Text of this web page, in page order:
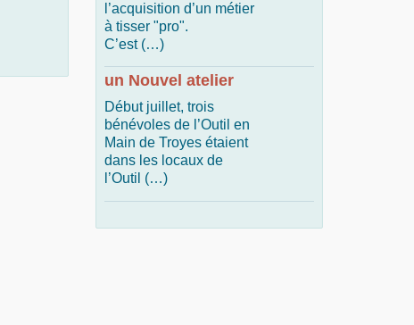
l’acquisition d’un métier
à tisser "pro".
C’est (…)
un Nouvel atelier
Début juillet, trois
bénévoles de l’Outil en
Main de Troyes étaient
dans les locaux de
l’Outil (…)